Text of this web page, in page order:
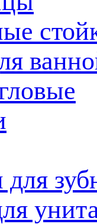
для